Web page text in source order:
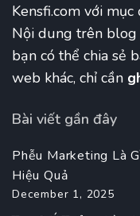
Kensfi.com với
Nội dung trên blog
bạn có thể chia sẻ
web khác, chỉ cần
Bài viết gần đây
Phễu Marketing Là
Hiệu Quả
December 1, 2025